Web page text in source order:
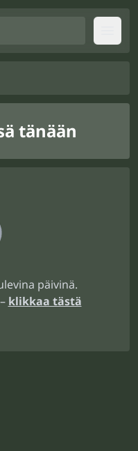
tänään
päivinä.
klikkaa tästä